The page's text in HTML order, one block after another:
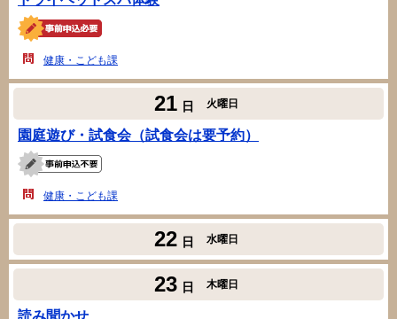
健康・こども課
21 日 火曜日
園庭遊び・試食会（試食会は要予約）
健康・こども課
22 日 水曜日
23 日 木曜日
読み聞かせ